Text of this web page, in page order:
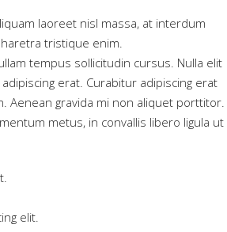
laoreet nisl massa, at interdum
tristique enim.
tempus sollicitudin cursus. Nulla elit
erat. Curabitur adipiscing erat
Aenean gravida mi non aliquet porttitor.
metus, in convallis libero ligula ut
elit.